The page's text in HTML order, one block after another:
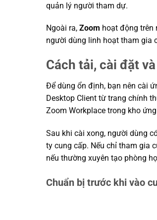
quản lý người tham dự.
Ngoài ra, Zoom hoạt động trên
người dùng linh hoạt tham gia
Cách tải, cài đặt
Để dùng ổn định, bạn nên cài
Desktop Client từ trang chính
Zoom Workplace trong kho
Sau khi cài xong, người dùng
ty cung cấp. Nếu chỉ tham gia
nếu thường xuyên tạo phòng
Chuẩn bị trước khi vào